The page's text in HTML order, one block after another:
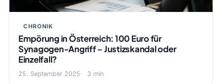
CHRONIK
Empörung in Österreich: 100 Euro für
Synagogen-Angriff – Justizskandal oder
Einzelfall?
25. September 2025 3 min